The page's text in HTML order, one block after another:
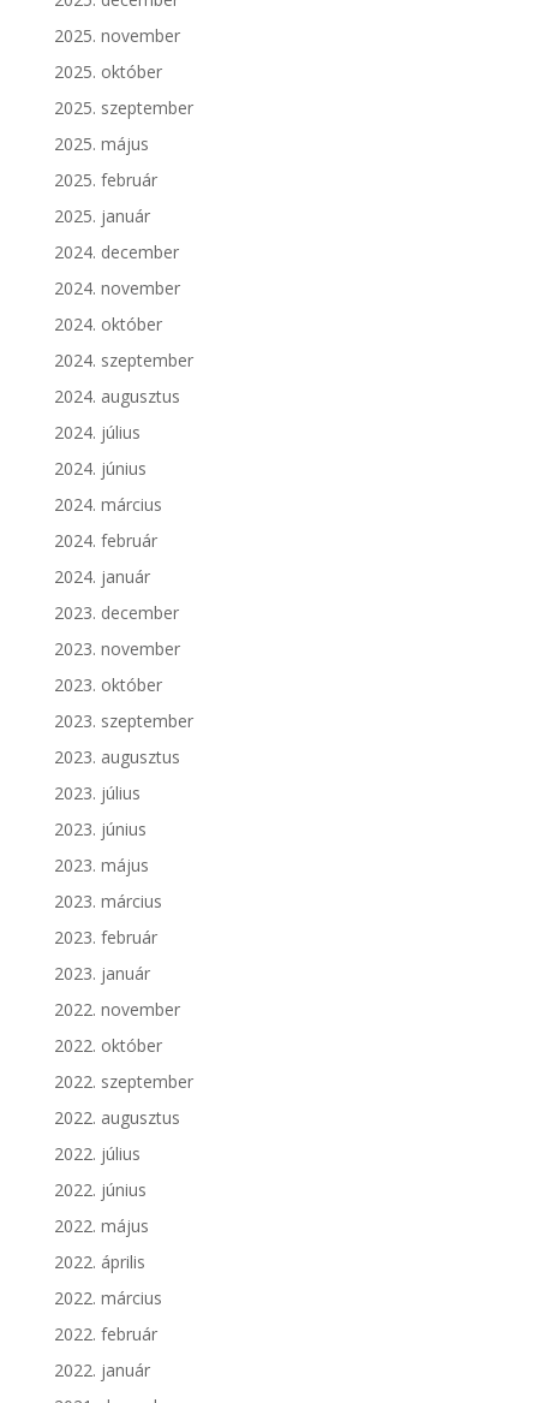
2025. november
2025. október
2025. szeptember
2025. május
2025. február
2025. január
2024. december
2024. november
2024. október
2024. szeptember
2024. augusztus
2024. július
2024. június
2024. március
2024. február
2024. január
2023. december
2023. november
2023. október
2023. szeptember
2023. augusztus
2023. július
2023. június
2023. május
2023. március
2023. február
2023. január
2022. november
2022. október
2022. szeptember
2022. augusztus
2022. július
2022. június
2022. május
2022. április
2022. március
2022. február
2022. január